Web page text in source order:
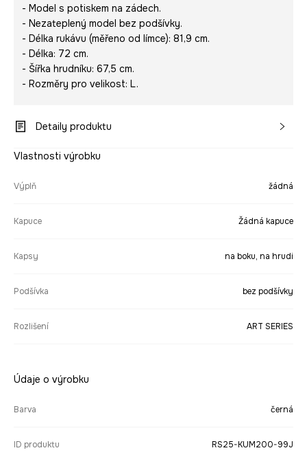
- Model s potiskem na zádech.
- Nezateplený model bez podšívky.
- Délka rukávu (měřeno od límce): 81,9 cm.
- Délka: 72 cm.
- Šířka hrudníku: 67,5 cm.
- Rozměry pro velikost: L.
Detaily produktu
Vlastnosti výrobku
Výplň žádná
Kapuce Žádná kapuce
Kapsy na boku, na hrudi
Podšívka bez podšívky
Rozlišení ART SERIES
Údaje o výrobku
Barva černá
ID produktu RS25-KUM200-99J